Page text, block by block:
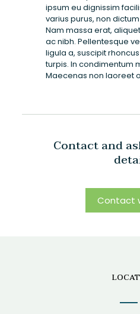
ipsum eu dignissim
varius purus, non
Nam massa erat,
ac nibh. Pellentesque
ligula a, suscipit
turpis. In condimentum
Maecenas non laoreet
Contact and
Contact